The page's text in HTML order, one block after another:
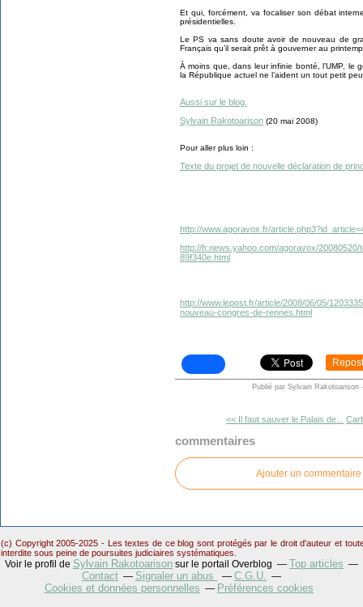
Et qui, forcément, va focaliser son débat
présidentielles.
Le PS va sans doute avoir de nouveau de
Français qu’il serait prêt à gouverner au
À moins que, dans leur infinie bonté, l’UMP, le
la République actuel ne l’aident un tout petit
Aussi sur le blog.
Sylvain Rakotoarison (20 mai 2008)
Pour aller plus loin :
Texte du projet de nouvelle déclaration de
http://www.agoravox.fr/
http://fr.news.yahoo.com/agoravox/
89f340e.html
http://www.lepost.fr/article/2008/06/05/
nouveau-congres-de-rennes.html
Repost
Publié par Sylvain Rakotoarison -
<< Il faut sauver le Palais de...
commentaires
Ajouter un commentaire
(c) Copyright 2005-2025 - Les textes de ce blog sont protégés par le droit d'auteur et
interdite sous peine de poursuites judiciaires systématiques.
Voir le profil de Sylvain Rakotoarison sur le portail Overblog
Top articles
Contact
Signaler un abus
C.G.U.
Cookies et données personnelles
Préférences cookies